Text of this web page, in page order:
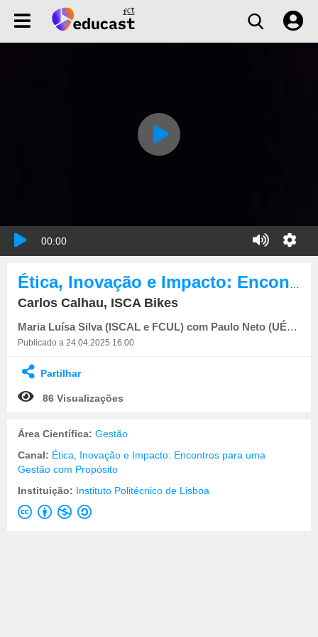
00:00
Carlos Calhau, ISCA Bikes
Maria Luísa Silva (ISCAL e FCUL) com Paulo Neto (UÉvora e UMPP)
Publicado a 24.04.2025 16:00
Partilhar
86 Visualizações
Área Científica: Gestão
Canal: Ética, Inovação e Impacto: Encontros para uma
Gestão com Propósito
Instituição: Instituto Politécnico de Lisboa